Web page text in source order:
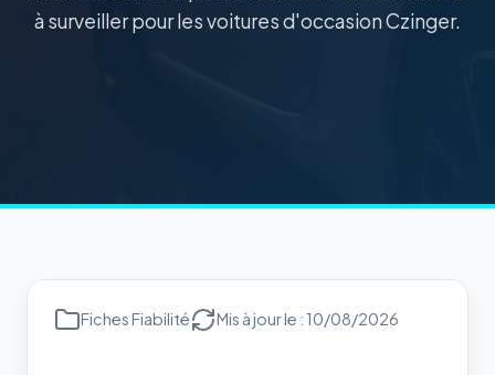
à surveiller pour les voitures d'occasion Czinger.
Fiches Fiabilité Mis à jour le : 10/08/2026